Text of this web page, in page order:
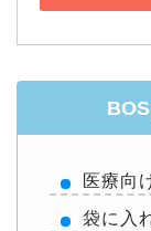
医療向
袋に入